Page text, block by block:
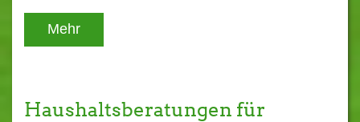
Mehr
Haushaltsberatungen für